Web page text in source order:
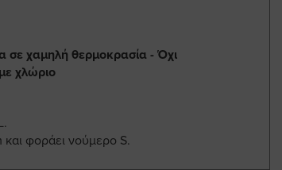
σε χαμηλή θερμοκρασία - Όχι
χλώριο
και φοράει νούμερο S.